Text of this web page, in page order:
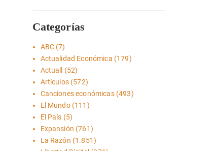
Categorías
ABC(7)
Actualidad Económica (179)
Actuall
(52)
Artículos(572)
Canciones económicas(493)
El Mundo(111)
El País (5)
Expansión (761)
La Razón (1.851)